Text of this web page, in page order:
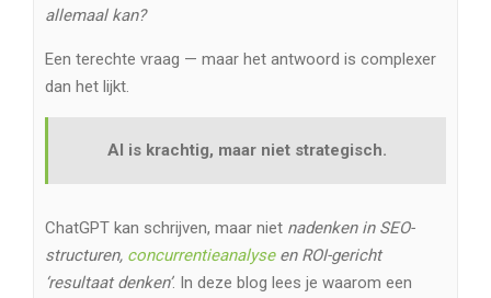
allemaal kan?
Een terechte vraag — maar het antwoord is complexer
dan het lijkt.
AI is krachtig, maar niet strategisch.
ChatGPT kan schrijven, maar niet nadenken in SEO-
structuren, concurrentieanalyseen ROI-gericht
‘resultaat denken’. In deze blog lees je waarom een